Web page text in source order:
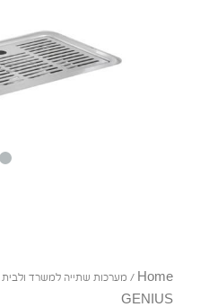
Home
/ מערכות שתייה למשרד ולבית
GENIUS
1